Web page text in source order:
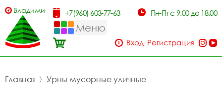
Владимир +7(960) 603-77-63 Пн-Пт с 9.00 до 18.00
Меню
Вход Регистрация
Главная 〉 Урны мусорные уличные